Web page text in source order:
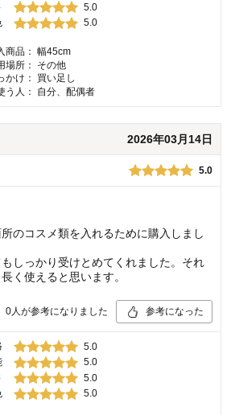
5.0
5.0
商品： 幅45cm
場所：
その他
かけ：
買い足し
う人：
自分、配偶者
2026年03月14日
5.0
のコスメ類を入れるために購入しまし
しっかり受けとめてくれました。それ
く使えると思います。
0人が参考になりました 参考になった
5.0
5.0
5.0
5.0